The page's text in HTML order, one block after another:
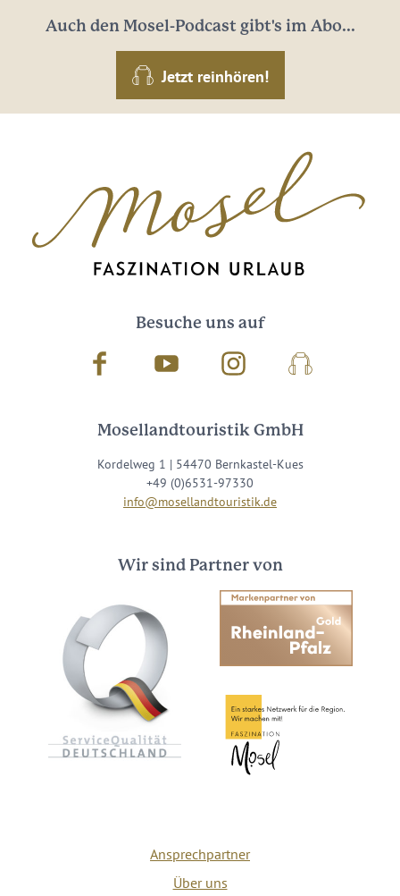
Auch den Mosel-Podcast gibt's im Abo...
Jetzt reinhören!
Besuche uns auf
Facebook Youtube InstagramPodcast
Mosellandtouristik GmbH
Kordelweg 1 | 54470 Bernkastel-Kues
+49 (0)6531-97330
info@mosellandtouristik.de
Wir sind Partner von
Ansprechpartner
Über uns